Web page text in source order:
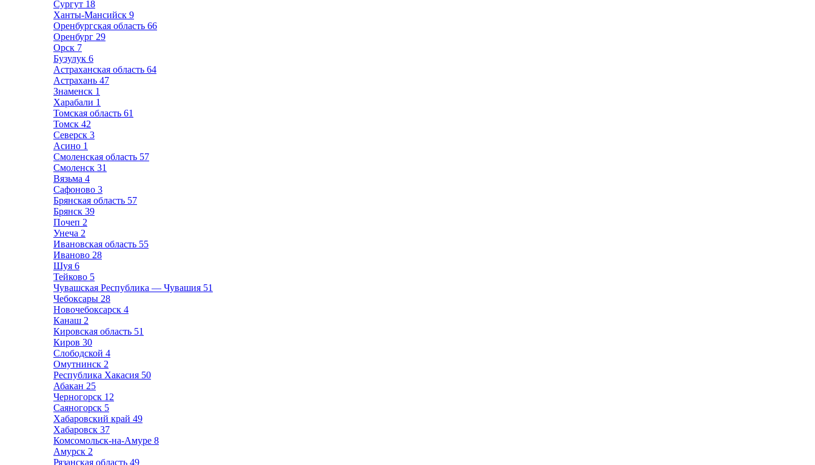
Сургут 18
Ханты-Мансийск 9
Оренбургская область 66
Оренбург 29
Орск 7
Бузулук 6
Астраханская область 64
Астрахань 47
Знаменск 1
Харабали 1
Томская область 61
Томск 42
Северск 3
Асино 1
Смоленская область 57
Смоленск 31
Вязьма 4
Сафоново 3
Брянская область 57
Брянск 39
Почеп 2
Унеча 2
Ивановская область 55
Иваново 28
Шуя 6
Тейково 5
Чувашская Республика — Чувашия 51
Чебоксары 28
Новочебоксарск 4
Канаш 2
Кировская область 51
Киров 30
Слободской 4
Омутнинск 2
Республика Хакасия 50
Абакан 25
Черногорск 12
Саяногорск 5
Хабаровский край 49
Хабаровск 37
Комсомольск-на-Амуре 8
Амурск 2
Рязанская область 49